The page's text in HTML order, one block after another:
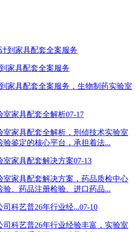
家具配套全案服务
家具配套全案服务，生物制药实验室
室家具配套全解析07-17
室家具配套全解析，刑侦技术实验室
验鉴定的核心平台，承担着法...
室家具配套解决方案07-13
室家具配套解决方案，药品质检中心
验、药品注册检验、进口药品...
司科艺普26年行业经...07-10
司科艺普26年行业经验丰富，实验室